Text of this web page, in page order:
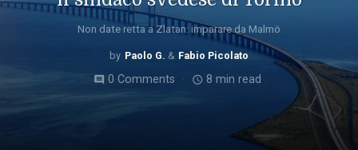
Non date retta a Zlatan: imparare da Malmö
Paolo G. Fabio Picolato
comment0 Comments access_time 8 min read